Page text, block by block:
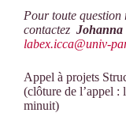
Pour toute question
contactez Johanna
labex.icca@univ-
Appel à projets
(clôture de l’appel :
minuit)